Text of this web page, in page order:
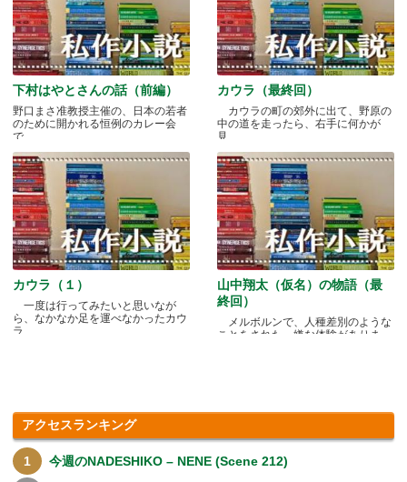
下村はやとさんの話（前編）
野口まさ准教授主催の、日本の若者
のために開かれる恒例のカレー会
で.....
カウラ（最終回）
カウラの町の郊外に出て、野原の
中の道を走ったら、右手に何かが
見.....
カウラ（１）
一度は行ってみたいと思いなが
ら、なかなか足を運べなかったカウ
ラ.....
山中翔太（仮名）の物語（最
終回）
メルボルンで、人種差別のような
ことをされた、嫌な体験がありま
アクセスランキング
今週のNADESHIKO – NENE (Scene 212)